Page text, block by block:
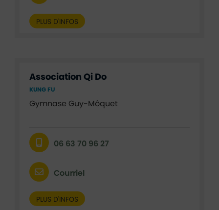
PLUS D'INFOS
Association Qi Do
KUNG FU
Gymnase Guy-Môquet
06 63 70 96 27
Courriel
PLUS D'INFOS